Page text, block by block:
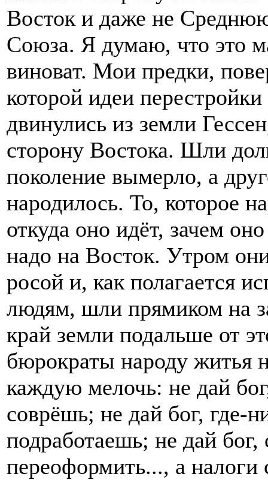
Восток и даже не
Союза. Я думаю, что это
виноват. Мои предки,
которой идеи
двинулись из земли
сторону Востока. Шли
поколение вымерло, а
народилось. То, которое
откуда оно идёт, зачем
надо на Восток. Утром
росой и, как полагается
людям, шли прямиком на
край земли подальше от
бюрократы народу житья
каждую мелочь: не дай
соврёшь; не дай бог, где-
подработаешь; не дай бог,
переоформить..., а налоги